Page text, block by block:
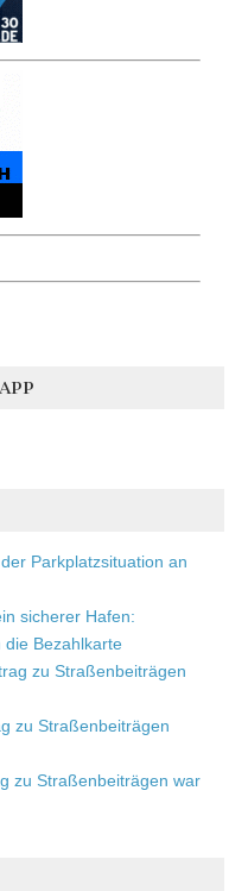
Parkplatzsituation an
sicherer Hafen:
die Bezahlkarte
zu Straßenbeiträgen
zu Straßenbeiträgen
zu Straßenbeiträgen war